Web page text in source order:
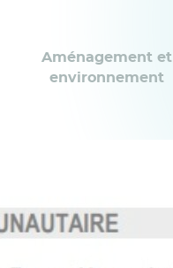
Aménagement et
environnement